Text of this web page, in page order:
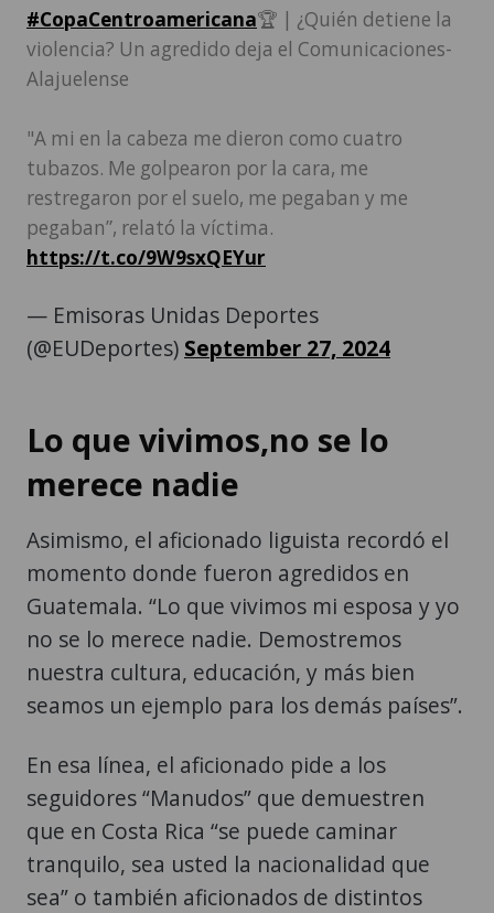
#CopaCentroamericana🏆 | ¿Quién detiene la
violencia? Un agredido deja el Comunicaciones-
Alajuelense
"A mi en la cabeza me dieron como cuatro
tubazos. Me golpearon por la cara, me
restregaron por el suelo, me pegaban y me
pegaban”, relató la víctima.
https://t.co/9W9sxQEYur
— Emisoras Unidas Deportes
(@EUDeportes) September 27, 2024
Lo que vivimos,no se lo
merece nadie
Asimismo, el aficionado liguista recordó el
momento donde fueron agredidos en
Guatemala. “Lo que vivimos mi esposa y yo
no se lo merece nadie. Demostremos
nuestra cultura, educación, y más bien
seamos un ejemplo para los demás países”.
En esa línea, el aficionado pide a los
seguidores “Manudos” que demuestren
que en Costa Rica “se puede caminar
tranquilo, sea usted la nacionalidad que
sea” o también aficionados de distintos